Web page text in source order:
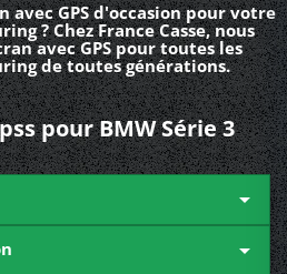
avec GPS d'occasion pour votre
? Chez France Casse, nous
avec GPS pour toutes les
de toutes générations.
pour BMW Série 3

